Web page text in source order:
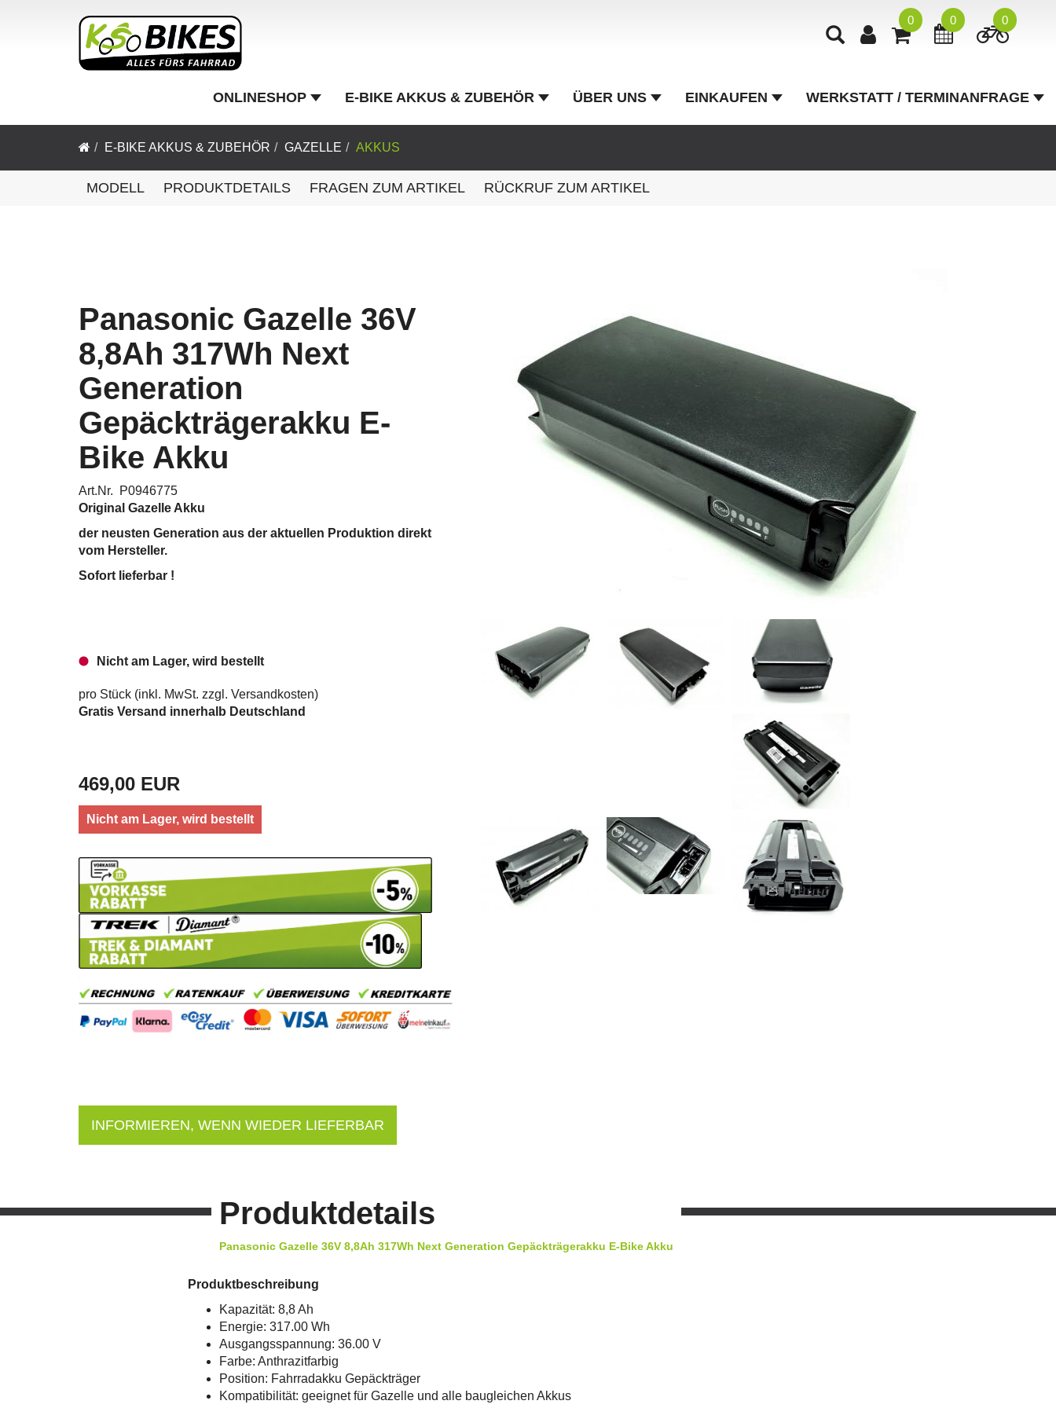
0 0 0
ONLINESHOP E-BIKE AKKUS & ZUBEHÖR ÜBER UNS EINKAUFEN WERKSTATT / TERMINANFRAGE
E-BIKE AKKUS & ZUBEHÖR GAZELLE AKKUS
MODELL PRODUKTDETAILS FRAGEN ZUM ARTIKEL RÜCKRUF ZUM ARTIKEL
Panasonic Gazelle 36V
8,8Ah 317Wh Next
Generation
Gepäckträgerakku E-
Bike Akku
Art.Nr. P0946775
Original Gazelle Akku
der neusten Generation aus der aktuellen Produktion direkt
vom Hersteller.
Sofort lieferbar !
Nicht am Lager, wird bestellt
pro Stück (inkl. MwSt. zzgl. Versandkosten)
Gratis Versand innerhalb Deutschland
469,00 EUR
Nicht am Lager, wird bestellt
INFORMIEREN, WENN WIEDER LIEFERBAR
Produktdetails
Panasonic Gazelle 36V 8,8Ah 317Wh Next Generation Gepäckträgerakku E-Bike Akku
Produktbeschreibung
Kapazität: 8,8 Ah
Energie: 317.00 Wh
Ausgangsspannung: 36.00 V
Farbe: Anthrazitfarbig
Position: Fahrradakku Gepäckträger
Kompatibilität: geeignet für Gazelle und alle baugleichen Akkus